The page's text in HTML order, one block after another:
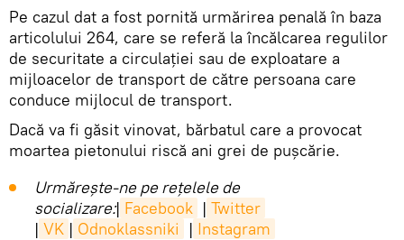
Pe cazul dat a fost pornită urmărirea penală în baza
articolului 264, care se referă la încălcarea regulilor
de securitate a circulaţiei sau de exploatare a
mijloacelor de transport de către persoana care
conduce mijlocul de transport.
Dacă va fi găsit vinovat, bărbatul care a provocat
moartea pietonului riscă ani grei de pușcărie.
Urmărește-ne pe rețelele de
socializare:| Facebook | Twitter
| VK | Odnoklassniki | Instagram